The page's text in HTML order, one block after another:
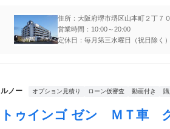
住所：大阪府堺市堺区山本町２丁７０
営業時間：10:00～20:00
定休日：毎月第三水曜日（祝日除く
ルノー オプション見積り ローン仮審査 動画付き